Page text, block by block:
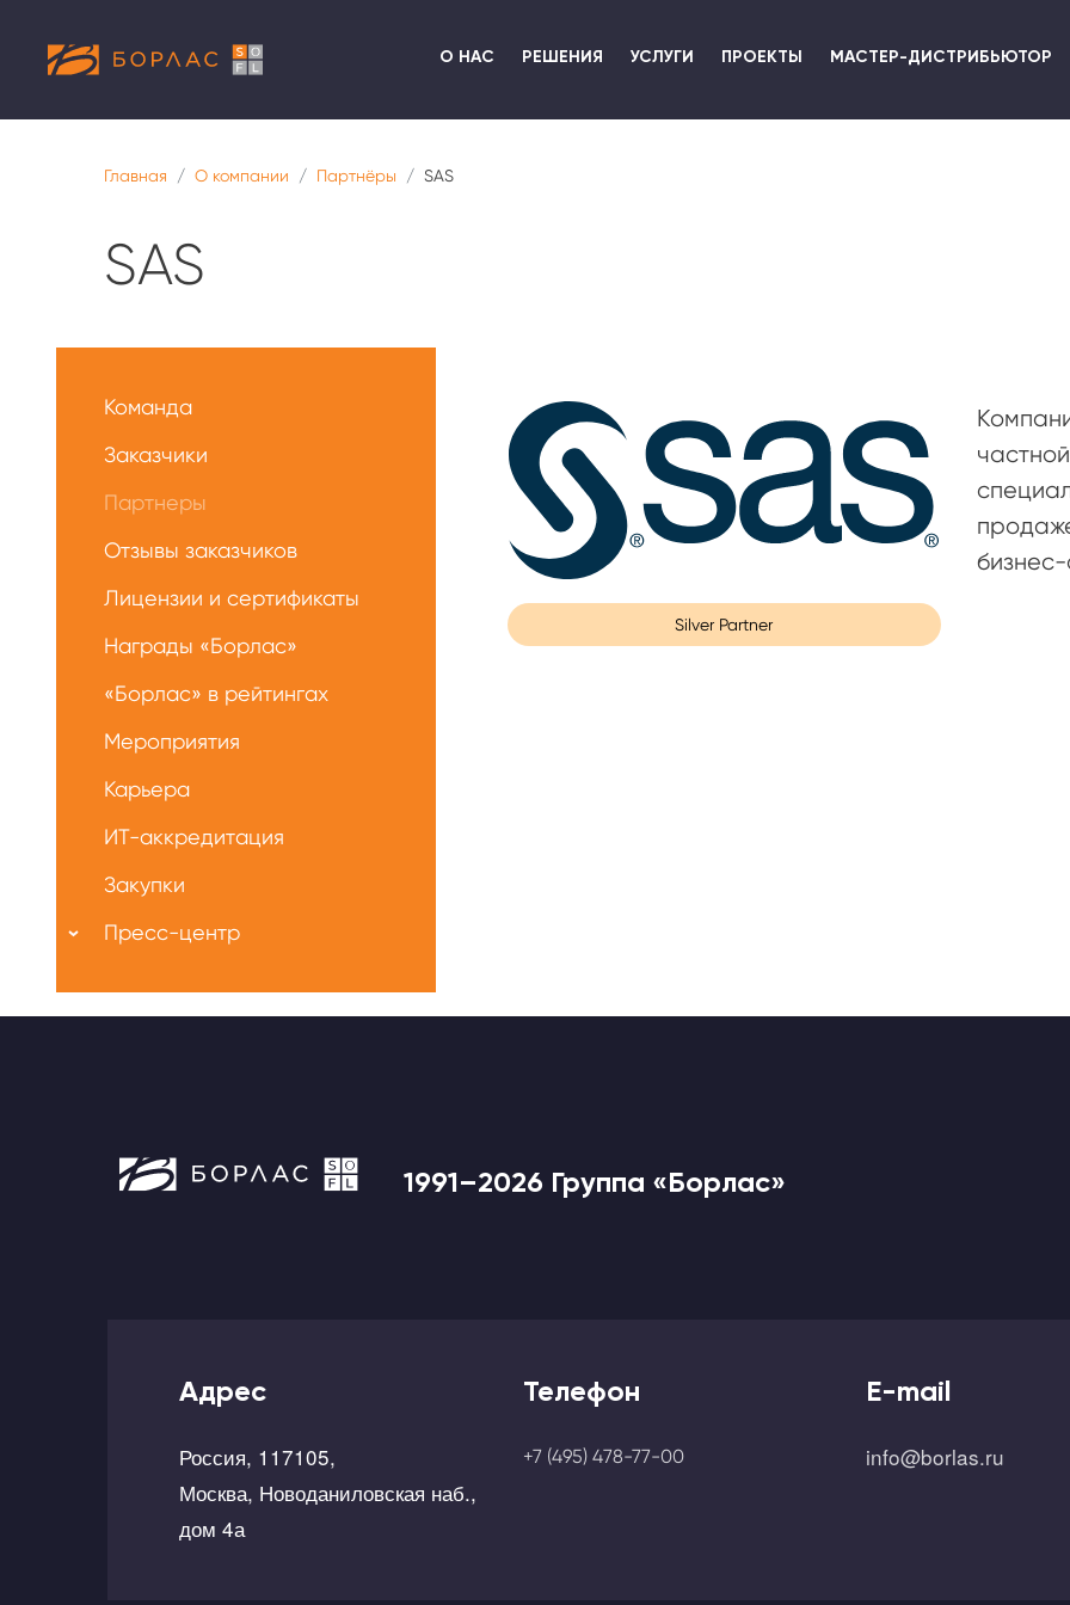
О НАС РЕШЕНИЯ УСЛУГИ ПРОЕКТЫ МАСТЕР-ДИСТРИБЬЮТОР
Главная О компании Партнёры SAS
SAS
Silver Partner
Команда
Заказчики
Партнеры
Отзывы заказчиков
Лицензии и сертификаты
Награды «Борлас»
«Борлас» в рейтингах
Мероприятия
Карьера
ИТ-аккредитация
Закупки
Пресс-центр
1991–2026 Группа «Борлас»
Адрес
Россия, 117105,
Москва, Новоданиловская наб.,
дом 4а
Телефон
+7 (495) 478-77-00
E-mail
info@borlas.ru